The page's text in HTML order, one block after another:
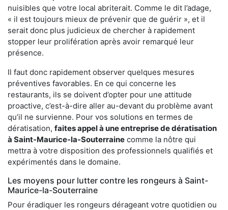
nuisibles que votre local abriterait. Comme le dit l’adage,
« il est toujours mieux de prévenir que de guérir », et il
serait donc plus judicieux de chercher à rapidement
stopper leur prolifération après avoir remarqué leur
présence.
Il faut donc rapidement observer quelques mesures
préventives favorables. En ce qui concerne les
restaurants, ils se doivent d’opter pour une attitude
proactive, c’est-à-dire aller au-devant du problème avant
qu’il ne survienne. Pour vos solutions en termes de
dératisation, faites appel à une entreprise de dératisation
à Saint-Maurice-la-Souterraine comme la nôtre qui
mettra à votre disposition des professionnels qualifiés et
expérimentés dans le domaine.
Les moyens pour lutter contre les rongeurs à Saint-
Maurice-la-Souterraine
Pour éradiquer les rongeurs dérageant votre quotidien ou